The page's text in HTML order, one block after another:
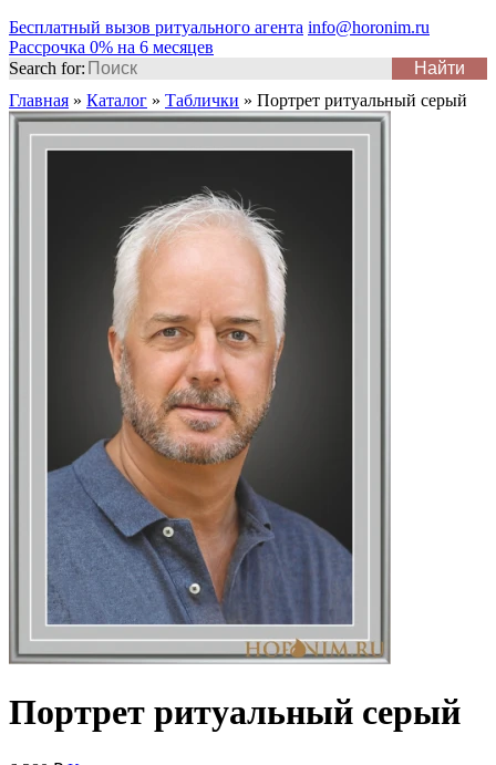
Бесплатный вызов ритуального агента info@horonim.ru
Рассрочка 0% на 6 месяцев
Search for:
Главная » Каталог » Таблички » Портрет ритуальный серый
Портрет ритуальный серый